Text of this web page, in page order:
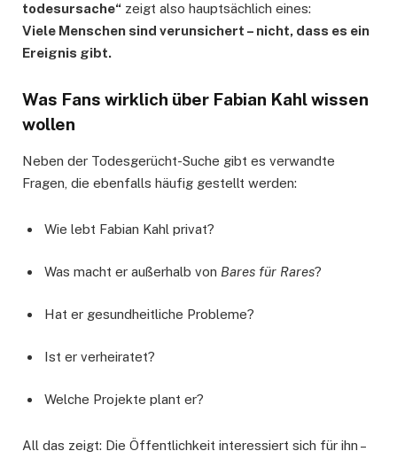
todesursache“ zeigt also hauptsächlich eines:
Viele Menschen sind verunsichert – nicht, dass es ein
Ereignis gibt.
Was Fans wirklich über Fabian Kahl wissen
wollen
Neben der Todesgerücht-Suche gibt es verwandte
Fragen, die ebenfalls häufig gestellt werden:
Wie lebt Fabian Kahl privat?
Was macht er außerhalb von Bares für Rares?
Hat er gesundheitliche Probleme?
Ist er verheiratet?
Welche Projekte plant er?
All das zeigt: Die Öffentlichkeit interessiert sich für ihn –